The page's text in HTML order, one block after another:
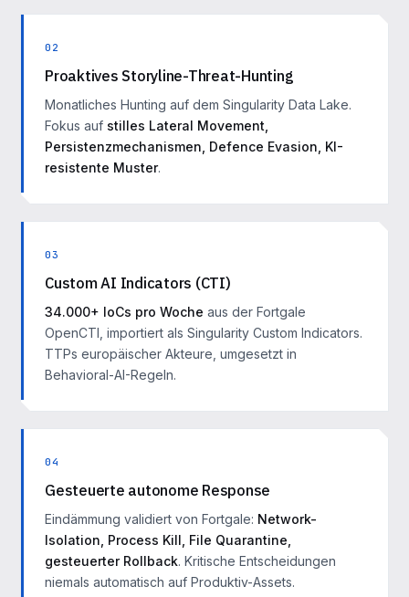
02
Proaktives Storyline-Threat-Hunting
Monatliches Hunting auf dem Singularity Data Lake.
Fokus auf stilles Lateral Movement,
Persistenzmechanismen, Defence Evasion, KI-
resistente Muster.
03
Custom AI Indicators (CTI)
34.000+ IoCs pro Woche aus der Fortgale
OpenCTI, importiert als Singularity Custom Indicators.
TTPs europäischer Akteure, umgesetzt in
Behavioral-AI-Regeln.
04
Gesteuerte autonome Response
Eindämmung validiert von Fortgale: Network-
Isolation, Process Kill, File Quarantine,
gesteuerter Rollback. Kritische Entscheidungen
niemals automatisch auf Produktiv-Assets.